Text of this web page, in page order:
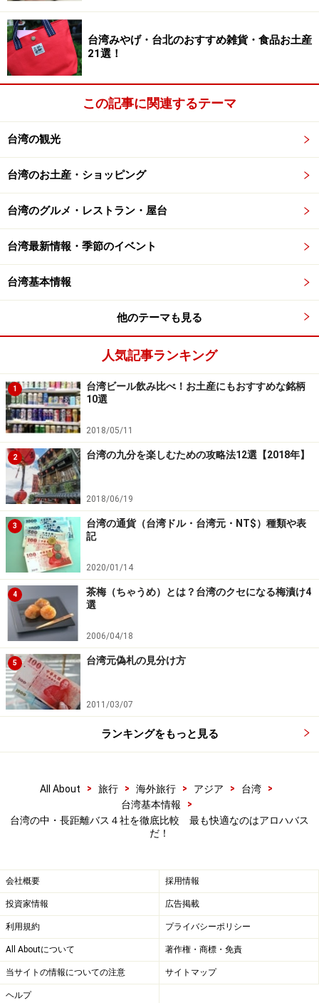
簡易トイレがあります。高速で走るバ
スのトイレを利用するのはかなりのバランス感覚が必
要！ ふんばりどころであります。乗車したバスのトイ
レは、比較的清潔で、トイレットペーパーも完備でし
た。が、トイレ室内は狭いので利用には様々な注意が必
要です。
配布してくれます。椅子は豪勢なリクライニングシー
ト。マッサージ機能はないのですが、背もたれを倒すと
に設定も可能です。毛布が各席にあるので冷房対策もで
きるのですが、それでも足元は寒かったなあ。
◆私による総合評価 ★★★★☆
●尊龍客運（中文ページ。閲覧にはフォントBig5などが
目：【阿羅哈客運】
：【空軍一號】と【統聯客運】
【関連リンク】
●AAJガイド記事：
－長距離バスの座席、豪勢なんです
●台湾の高速バス事業者リンク集（ASIA BUS CENTER作
成）
※記事内容は執筆時点のものです。最新の内容をご確認くださ
い。
※海外を訪れる際には最新情報の入手に努め、「 外務省 海外安全
ホームページ」を確認するなど、安全確保に十分注意を払ってく
ださい。
1/ 次のページへ
台湾みやげ・台北のおすすめ雑貨・食品お土産
21選！
この記事に関連するテーマ
台湾の観光
台湾のお土産・ショッピング
台湾のグルメ・レストラン・屋台
台湾最新情報・季節のイベント
台湾基本情報
他のテーマも見る
人気記事ランキング
1
台湾ビール飲み比べ！お土産にもおすすめな銘柄
10選
2018/05/11
2 台湾の九分を楽しむための攻略法12選【2018年】
2018/06/19
3
台湾の通貨（台湾ドル・台湾元・NT$）種類や表
記
2020/01/14
4
茶梅（ちゃうめ）とは？台湾のクセになる梅漬け4
選
2006/04/18
5 台湾元偽札の見分け方
2011/03/07
ランキングをもっと見る
All About > 旅行 > 海外旅行 > アジア > 台湾
>
台湾基本情報
>
台湾の中・長距離バス４社を徹底比較 最も快適なのはアロハバス
だ！
会社概要 採用情報
投資家情報 広告掲載
利用規約 プライバシーポリシー
All Aboutについて 著作権・商標・免責
当サイトの情報についての注意 サイトマップ
ヘルプ